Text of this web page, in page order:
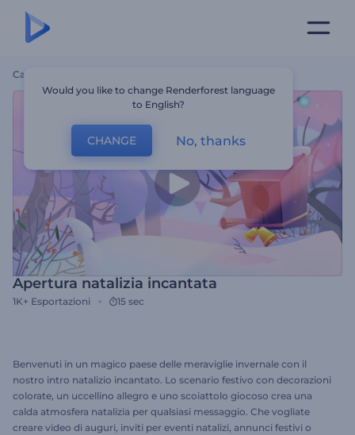
Casa
Apertura natalizia incantata
1K+ Esportazioni 15 sec
Benvenuti in un magico paese delle meraviglie invernale con il
nostro intro natalizio incantato. Lo scenario festivo con decorazioni
colorate, un uccellino allegro e uno scoiattolo giocoso crea una
calda atmosfera natalizia per qualsiasi messaggio. Che vogliate
creare video di auguri, inviti per eventi natalizi, annunci festivi o
Would you like to change Renderforest language
to English?
CHANGE No, thanks